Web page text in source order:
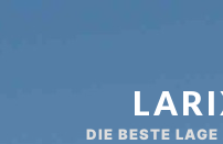
hoofdnavigatie
DIE BESTE